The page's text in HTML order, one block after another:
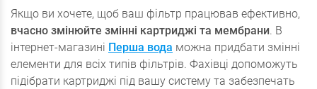
Якщо ви хочете, щоб ваш фільтр працював ефективно,
вчасно змінюйте змінні картриджі та мембрани. В
інтернет-магазині Перша вода можна придбати змінні
елементи для всіх типів фільтрів. Фахівці допоможуть
підібрати картриджі під вашу систему та забезпечать